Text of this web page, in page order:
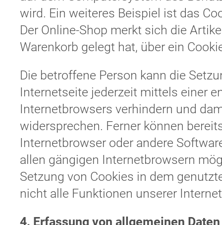
wird. Ein weiteres Beispiel ist das
Der Online-Shop merkt sich die
Warenkorb gelegt hat, über ein
Die betroffene Person kann die
Internetseite jederzeit mittels einer
Internetbrowsers verhindern und
widersprechen. Ferner können
Internetbrowser oder andere
allen gängigen Internetbrowsern
Setzung von Cookies in dem
nicht alle Funktionen unserer
4. Erfassung von allgemeinen